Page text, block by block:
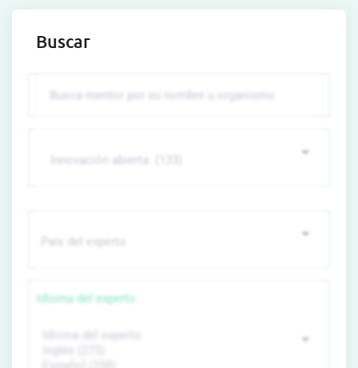
Buscar
Idioma del experto